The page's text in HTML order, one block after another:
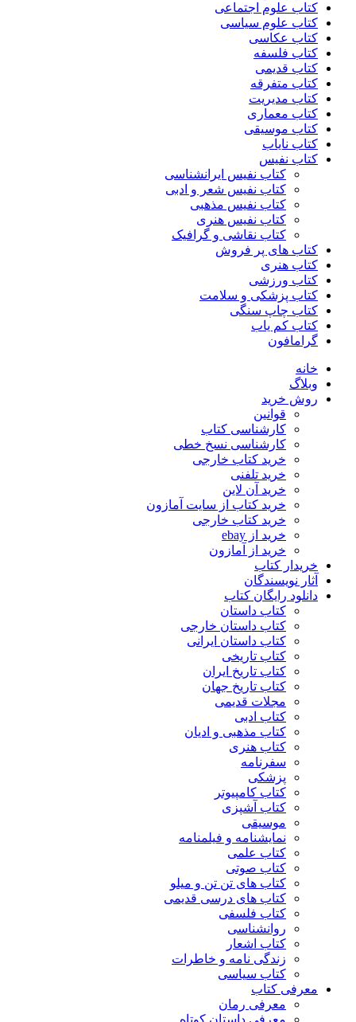
کتاب علوم اجتماعی
کتاب علوم سیاسی
کتاب عکاسی
کتاب فلسفه
کتاب قدیمی
کتاب متفرقه
کتاب مدیریت
کتاب معماری
کتاب موسیقی
کتاب نایاب
کتاب نفیس
کتاب نفیس ایرانشناسی
کتاب نفیس شعر و ادبی
کتاب نفیس مذهبی
کتاب نفیس هنری
کتاب نقاشی و گرافیک
کتاب های پر فروش
کتاب هنری
کتاب ورزشی
کتاب پزشکی و سلامت
کتاب چاپ سنگی
کتاب کم یاب
گرامافون
خانه
وبلاگ
روش خرید
قوانین
کارشناسی کتاب
کارشناسی نسخ خطی
خرید کتاب خارجی
خرید تلفنی
خرید آن لاین
خرید کتاب از سایت آمازون
خرید کتاب خارجی
خرید از ebay
خرید از آمازون
خریدار کتاب
آثار نویسندگان
دانلود رایگان کتاب
کتاب داستان
کتاب داستان خارجی
کتاب داستان ایرانی
کتاب تاریخی
کتاب تاریخ ایران
کتاب تاریخ جهان
مجلات قدیمی
کتاب ادبی
کتاب مذهبی و ادیان
کتاب هنری
سفرنامه
پزشکی
کتاب کامپیوتر
کتاب آشپزی
موسیقی
نمایشنامه و فیلمنامه
کتاب علمی
کتاب صوتی
کتاب های تن تن و میلو
کتاب های درسی قدیمی
کتاب فلسفی
روانشناسی
کتاب اشعار
زندگی نامه و خاطرات
کتاب سیاسی
معرفی کتاب
معرفی رمان